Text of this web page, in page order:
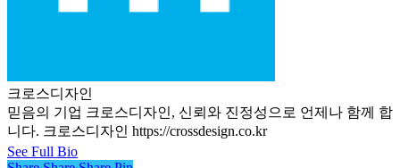
크로스디자인
믿음의 기업 크로스디자인, 신뢰와 진정성으로 언제나 함께 합
니다. 크로스디자인 https://crossdesign.co.kr
See Full Bio